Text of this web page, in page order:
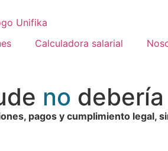
Calculadora salarial
no
pagos y cumplimiento legal,